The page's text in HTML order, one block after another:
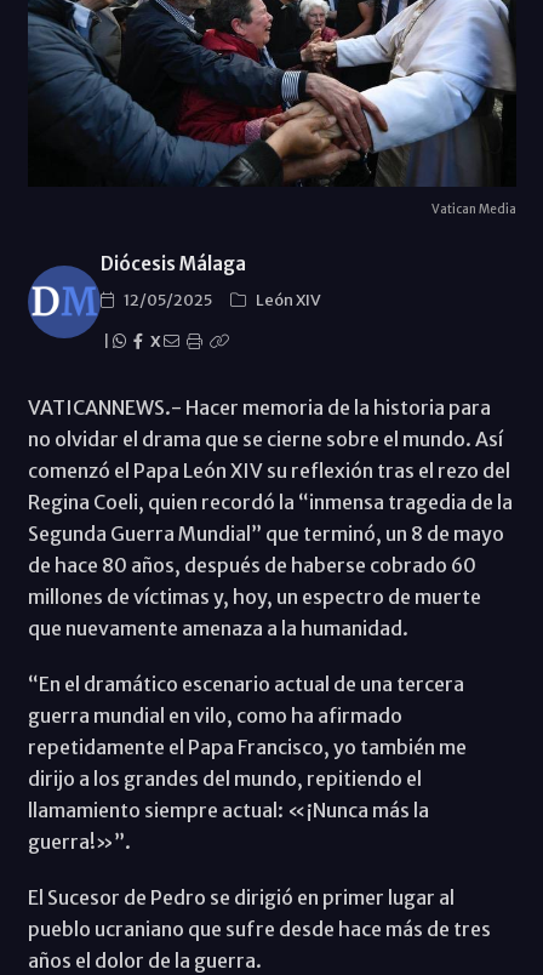
Vatican Media
Diócesis Málaga
12/05/2025
León XIV
X
VATICANNEWS.- Hacer memoria de la historia para
no olvidar el drama que se cierne sobre el mundo. Así
comenzó el Papa León XIV su reflexión tras el rezo del
Regina Coeli, quien recordó la “inmensa tragedia de la
Segunda Guerra Mundial” que terminó, un 8 de mayo
de hace 80 años, después de haberse cobrado 60
millones de víctimas y, hoy, un espectro de muerte
que nuevamente amenaza a la humanidad.
“En el dramático escenario actual de una tercera
guerra mundial en vilo, como ha afirmado
repetidamente el Papa Francisco, yo también me
dirijo a los grandes del mundo, repitiendo el
llamamiento siempre actual: «¡Nunca más la
guerra!»”.
El Sucesor de Pedro se dirigió en primer lugar al
pueblo ucraniano que sufre desde hace más de tres
años el dolor de la guerra.